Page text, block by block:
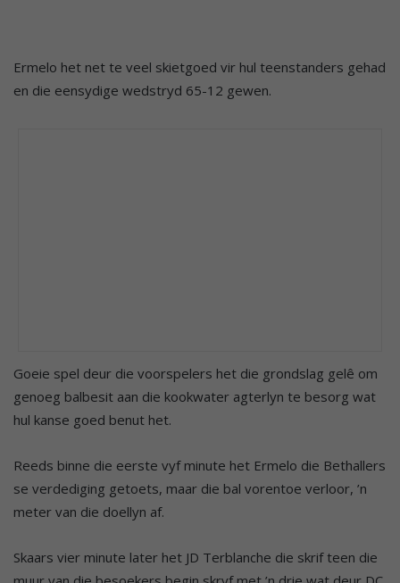
Ermelo het net te veel skietgoed vir hul teenstanders gehad
en die eensydige wedstryd 65-12 gewen.
Goeie spel deur die voorspelers het die grondslag gelê om
genoeg balbesit aan die kookwater agterlyn te besorg wat
hul kanse goed benut het.
Reeds binne die eerste vyf minute het Ermelo die Bethallers
se verdediging getoets, maar die bal vorentoe verloor, ’n
meter van die doellyn af.
Skaars vier minute later het JD Terblanche die skrif teen die